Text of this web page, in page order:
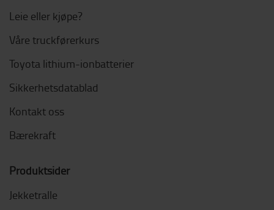
Leie eller kjøpe?
Våre truckførerkurs
Toyota lithium-ionbatterier
Sikkerhetsdatablad
Kontakt oss
Bærekraft
Produktsider
Jekketralle